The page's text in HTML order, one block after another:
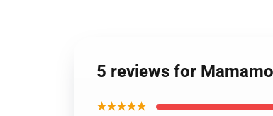
5 reviews for
★★★★★